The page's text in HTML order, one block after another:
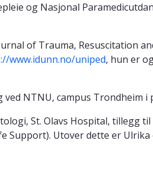
og Nasjonal
of Trauma, Resuscitation
www.idunn.no/uniped, hun er
NTNU, campus Trondheim i
St. Olavs Hospital, tillegg
Utover dette er